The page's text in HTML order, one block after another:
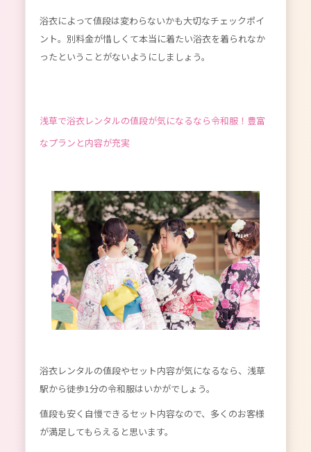
浴衣によって値段は変わらないかも大切なチェックポイ
ント。別料金が惜しくて本当に着たい浴衣を着られなか
ったということがないようにしましょう。
浅草で浴衣レンタルの値段が気になるなら令和服！豊富
なプランと内容が充実
浴衣レンタルの値段やセット内容が気になるなら、浅草
駅から徒歩1分の令和服はいかがでしょう。
値段も安く自慢できるセット内容なので、多くのお客様
が満足してもらえると思います。